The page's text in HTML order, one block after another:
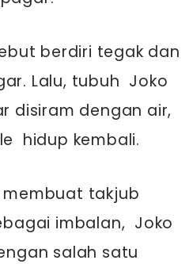
berdiri tegak dan
Lalu, tubuh Joko
disiram dengan air,
hidup kembali.
takjub
imbalan, Joko
salah satu